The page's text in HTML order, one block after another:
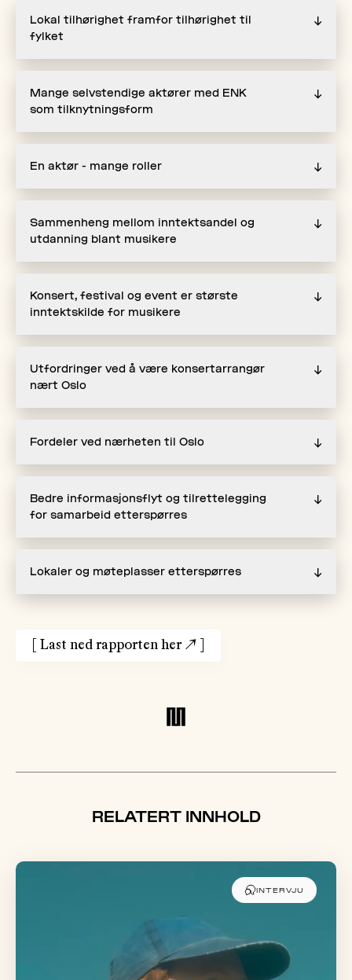
Lokal tilhørighet framfor tilhørighet til
fylket
↓
Mange selvstendige aktører med ENK
som tilknytningsform
↓
En aktør - mange roller ↓
Sammenheng mellom inntektsandel og
utdanning blant musikere
↓
Konsert, festival og event er største
inntektskilde for musikere
↓
Utfordringer ved å være konsertarrangør
nært Oslo
↓
Fordeler ved nærheten til Oslo ↓
Bedre informasjonsflyt og tilrettelegging
for samarbeid etterspørres
↓
Lokaler og møteplasser etterspørres ↓
Last ned rapporten her ↗
RELATERT INNHOLD
INTERVJU